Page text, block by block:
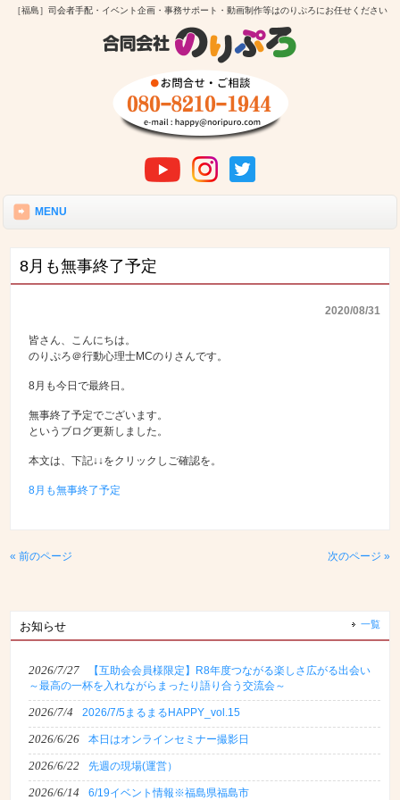
［福島］司会者手配・イベント企画・事務サポート・動画制作等はのりぷろにお任せください
MENU
8月も無事終了予定
2020/08/31
皆さん、こんにちは。
のりぷろ＠行動心理士MCのりさんです。
8月も今日で最終日。
無事終了予定でございます。
というブログ更新しました。
本文は、下記↓↓をクリックしご確認を。
8月も無事終了予定
« 前のページ 次のページ »
お知らせ 一覧
2026/7/27
【互助会会員様限定】R8年度つながる楽しさ広がる出会い
～最高の一杯を入れながらまったり語り合う交流会～
2026/7/4 2026/7/5まるまるHAPPY_vol.15
2026/6/26 本日はオンラインセミナー撮影日
2026/6/22 先週の現場(運営）
2026/6/14 6/19イベント情報※福島県福島市